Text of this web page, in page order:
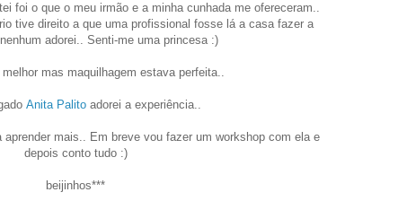
foi o que o meu irmão e a minha cunhada me ofereceram..
tive direito a que uma profissional fosse lá a casa fazer a
adorei.. Senti-me uma princesa :)
mas maquilhagem estava perfeita..
Anita Palito adorei a experiência..
mais.. Em breve vou fazer um workshop com ela e
depois conto tudo :)
beijinhos***